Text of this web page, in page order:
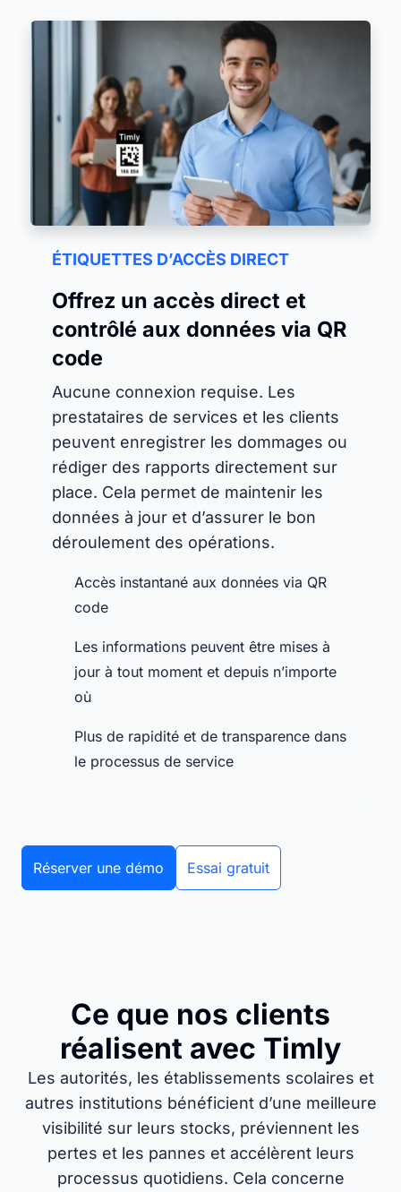
ÉTIQUETTES D’ACCÈS DIRECT
Offrez un accès direct et
contrôlé aux données via QR
code
Aucune connexion requise. Les
prestataires de services et les clients
peuvent enregistrer les dommages ou
rédiger des rapports directement sur
place. Cela permet de maintenir les
données à jour et d’assurer le bon
déroulement des opérations.
Accès instantané aux données via QR
code
Les informations peuvent être mises à
jour à tout moment et depuis n’importe
où
Plus de rapidité et de transparence dans
le processus de service
Réserver une démo Essai gratuit
Ce que nos clients
réalisent avec Timly
Les autorités, les établissements scolaires et
autres institutions bénéficient d’une meilleure
visibilité sur leurs stocks, préviennent les
pertes et les pannes et accélèrent leurs
processus quotidiens. Cela concerne